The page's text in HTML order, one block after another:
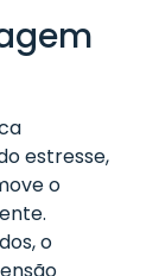
estresse,
o
o